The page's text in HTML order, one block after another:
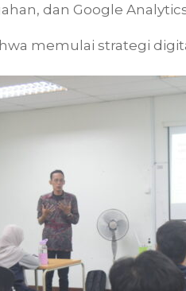
dan Google
memulai strategi